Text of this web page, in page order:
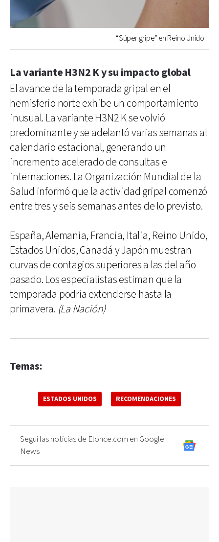
“Súper gripe” en Reino Unido
La variante H3N2 K y su impacto global
El avance de la temporada gripal en el
hemisferio norte exhibe un comportamiento
inusual. La variante H3N2 K se volvió
predominante y se adelantó varias semanas al
calendario estacional, generando un
incremento acelerado de consultas e
internaciones. La Organización Mundial de la
Salud informó que la actividad gripal comenzó
entre tres y seis semanas antes de lo previsto.
España, Alemania, Francia, Italia, Reino Unido,
Estados Unidos, Canadá y Japón muestran
curvas de contagios superiores a las del año
pasado. Los especialistas estiman que la
temporada podría extenderse hasta la
primavera. (La Nación)
Temas:
ESTADOS UNIDOS RECOMENDACIONES
Seguí las noticias de Elonce.com en Google
News